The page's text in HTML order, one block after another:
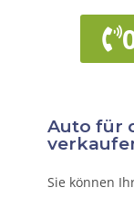
Auto für
Sie können